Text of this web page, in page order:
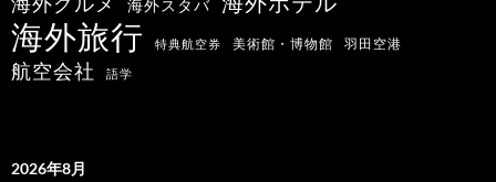
海外スタバ
海外旅行 特典航空券 美術館・博物館 羽田空港
航空会社 語学
2026年8月